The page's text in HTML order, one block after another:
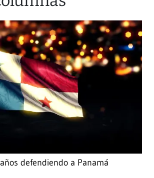
defendiendo a Panamá